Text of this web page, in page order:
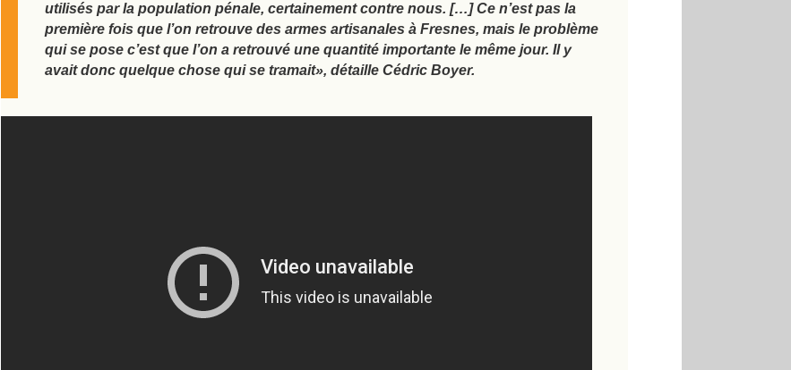
utilisés par la population pénale, certainement contre nous. […] Ce n’est pas la
première fois que l’on retrouve des armes artisanales à Fresnes, mais le problème
qui se pose c’est que l’on a retrouvé une quantité importante le même jour. Il y
avait donc quelque chose qui se tramait», détaille Cédric Boyer.